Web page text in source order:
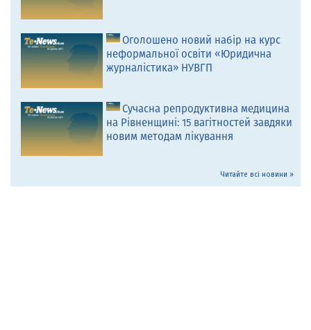
Оголошено новий набір на курс
неформальної освіти «Юридична
журналістика» НУВГП
Сучасна репродуктивна медицина
на Рівненщині: 15 вагітностей завдяки
новим методам лікування
Читайте всі новини »